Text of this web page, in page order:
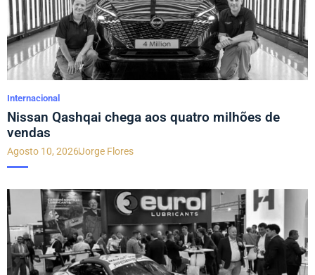
Internacional
Nissan Qashqai chega aos quatro milhões de
vendas
Agosto 10, 2026Jorge Flores